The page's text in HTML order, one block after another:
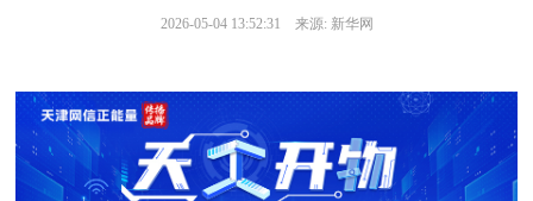
2026-05-04 13:52:31 来源: 新华网